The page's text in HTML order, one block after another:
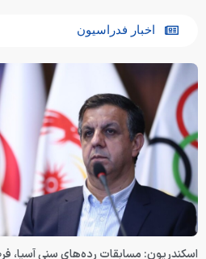
اخبار فدراسیون
اسکندریون: مسابقات رده‌های سنی آسیا،